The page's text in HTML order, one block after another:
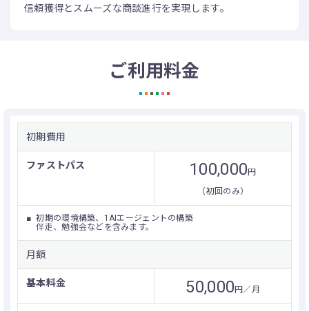
信頼獲得とスムーズな商談進行を実現します。
ご利用料金
初期費用
ファストパス 100,000円
（初回のみ）
初期の環境構築、1AIエージェントの構築
伴走、勉強会などを含みます。
月額
基本料金 50,000円／月